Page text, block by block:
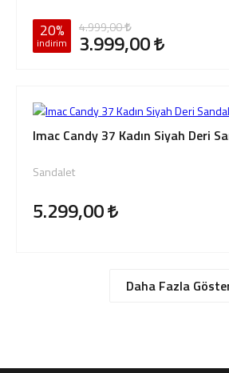
20%
indirim
4.999,00
3.999,00
Imac Candy 37 Kadın Siyah Deri
Sandalet
5.299,00
Daha Fazla